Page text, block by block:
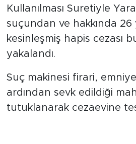
Kullanılması Suretiyle
suçundan ve hakkında 26
kesinleşmiş hapis cezası
yakalandı.
Suç makinesi firari,
ardından sevk edildiği
tutuklanarak cezaevine